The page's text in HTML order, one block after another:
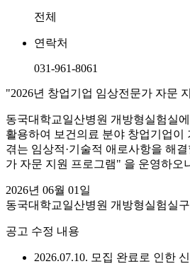
전체
연락처
031-961-8061
"2026년 창업기업 임상전문가 자문
동국대학교일산병원 개방형실험실
활용하여 보건의료 분야 창업기업이
겪는 임상적·기술적 애로사항을 해
가 자문 지원 프로그램" 을 운영하오
2026년 06월 01일
동국대학교일산병원 개방형실험실
공고 수정 내용
2026.07.10. 모집 완료로 인한